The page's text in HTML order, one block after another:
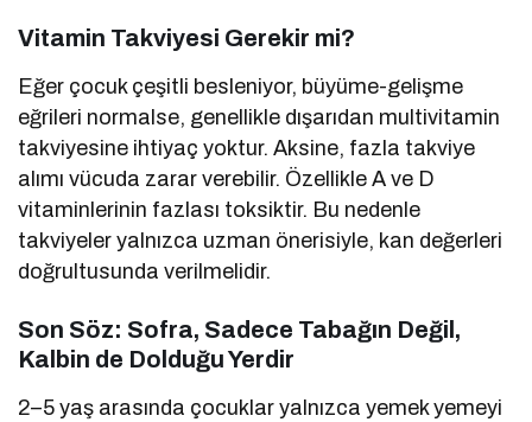
Vitamin Takviyesi Gerekir mi?
Eğer çocuk çeşitli besleniyor, büyüme-gelişme
eğrileri normalse, genellikle dışarıdan multivitamin
takviyesine ihtiyaç yoktur. Aksine, fazla takviye
alımı vücuda zarar verebilir. Özellikle A ve D
vitaminlerinin fazlası toksiktir. Bu nedenle
takviyeler yalnızca uzman önerisiyle, kan değerleri
doğrultusunda verilmelidir.
Son Söz: Sofra, Sadece Tabağın Değil,
Kalbin de Dolduğu Yerdir
2–5 yaş arasında çocuklar yalnızca yemek yemeyi